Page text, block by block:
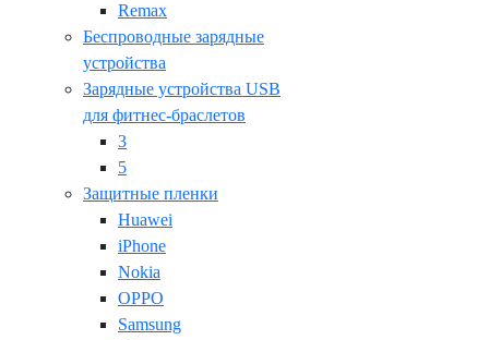
Remax
Беспроводные зарядные
устройства
Зарядные устройства USB
для фитнес-браслетов
3
5
Защитные пленки
Huawei
iPhone
Nokia
OPPO
Samsung